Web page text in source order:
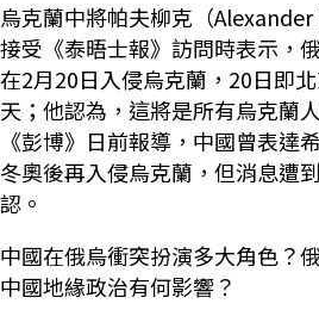
烏克蘭中將帕夫柳克（
接受《泰晤士報》訪問時表示，
在2月20日入侵烏克蘭，20日即
天；他認為，這將是所有烏克蘭
《彭博》日前報導，中國曾表達
冬奧後再入侵烏克蘭，但消息遭
認。
中國在俄烏衝突扮演多大角色？
中國地緣政治有何影響？